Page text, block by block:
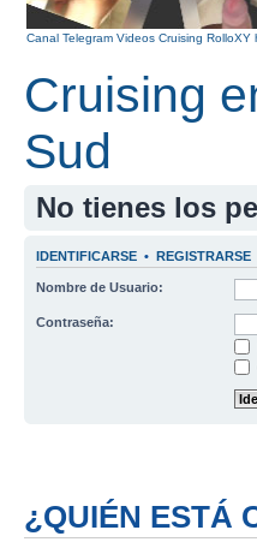
Canal Telegram Videos Cruising
Cruising
Sud
No tienes los
IDENTIFICARSE • REGISTRARSE
Nombre de Usuario:
Contraseña:
¿QUIÉN ESTÁ